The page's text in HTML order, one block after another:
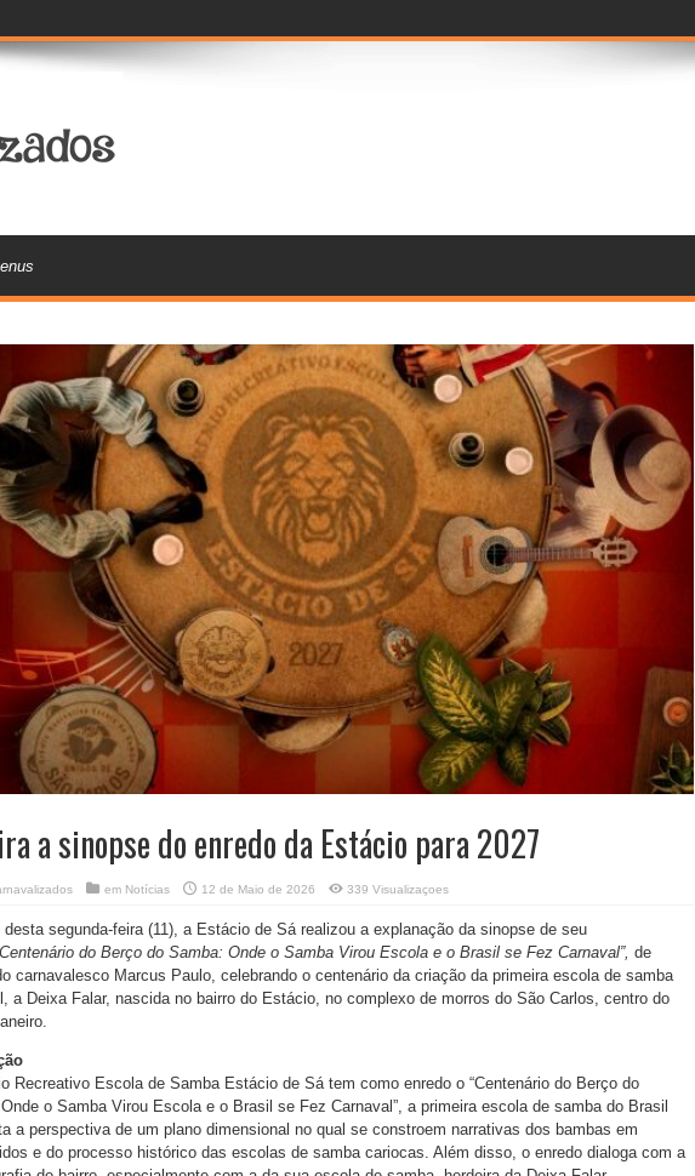
e inova na seleção de jurado
a sinopse do enredo da Estácio para 2027
em Notícias 12 de Maio de 2026 339 Visualizaçoes
desta segunda-feira (11), a Estácio de Sá realizou a explanação da sinopse de seu
Centenário do Berço do Samba: Onde o Samba Virou Escola e o Brasil se Fez Carnaval”, de
carnavalesco Marcus Paulo, celebrando o centenário da criação da primeira escola de samba
a Deixa Falar, nascida no bairro do Estácio, no complexo de morros do São Carlos, centro do
Recreativo Escola de Samba Estácio de Sá tem como enredo o “Centenário do Berço do
o Samba Virou Escola e o Brasil se Fez Carnaval”, a primeira escola de samba do Brasil
a perspectiva de um plano dimensional no qual se constroem narrativas dos bambas em
e do processo histórico das escolas de samba cariocas. Além disso, o enredo dialoga com a